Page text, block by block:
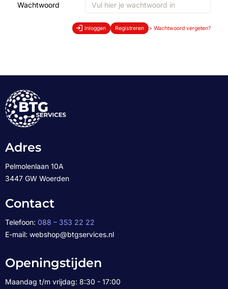
Wachtwoord
Inloggen Registreren > Wachtwoord vergeten?
Adres
Pelmolenlaan 10A
3447 GW Woerden
Contact
Telefoon: 088 – 353 22 22
E-mail: webshop@btgservices.nl
Openingstijden
Maandag t/m vrijdag: 8:30 - 17:00